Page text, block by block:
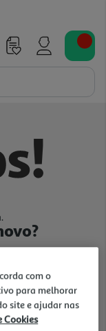
com o
para melhorar
site e ajudar nas
Cookies